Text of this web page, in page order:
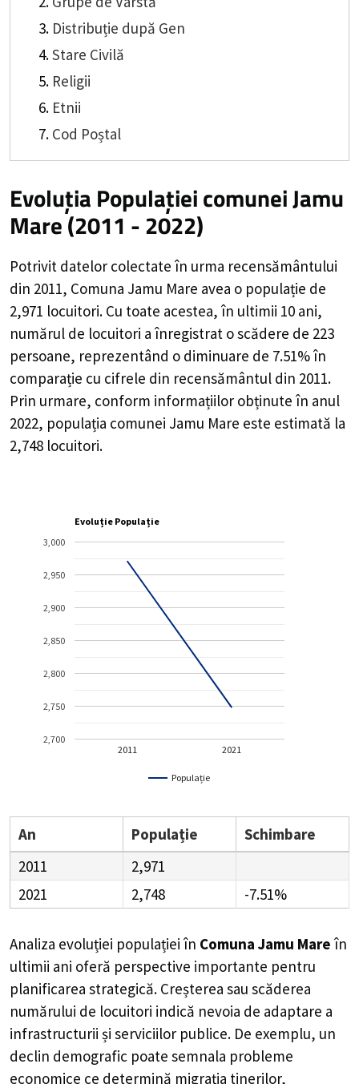
Distribuție după Gen
Stare Civilă
Religii
Etnii
Cod Poștal
Evoluția Populației comunei Jamu
Mare (2011 - 2022)
Potrivit datelor colectate în urma recensământului
din 2011, Comuna Jamu Mare avea o populație de
2,971 locuitori. Cu toate acestea, în ultimii 10 ani,
numărul de locuitori a înregistrat oscădere de 223
persoane, reprezentând o diminuare de 7.51%în
comparație cu cifrele din recensământul din 2011.
Prin urmare, conform informațiilor obținute în anul
2022, populația comunei Jamu Mare este estimată la
2,748 locuitori.
Evoluție Populație
Populație
2011 2021
2,700
2,750
2,800
2,850
2,900
2,950
3,000
An Populație
Schimbare
2011
2,971
2021
2,748 -7.51%
Analiza evoluției populației în Comuna Jamu Mare în
ultimii ani oferă perspective importante pentru
planificarea strategică. Creșterea sau scăderea
numărului de locuitori indică nevoia de adaptare a
infrastructurii și serviciilor publice. De exemplu, un
declin demografic poate semnala probleme
economice ce determină migrația tinerilor,